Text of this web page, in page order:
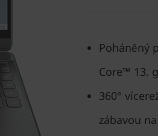
Poháněný
Core™ 13.
360°
zábavou